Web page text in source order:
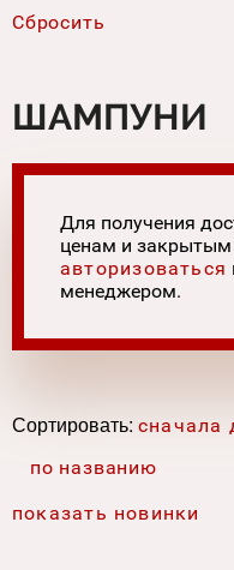
ШАМПУНИ
Для получения
ценам и
авторизоваться
менеджером.
Сортировать: сначала
по названию
показать новинки